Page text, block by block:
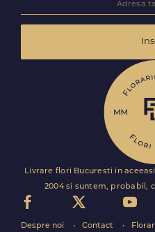
Livrare flori Bucuresti in
2004 si suntem, probabil,
Despre noi Contact